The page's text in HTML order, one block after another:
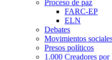
Proceso de paz
FARC-EP
ELN
Debates
Movimientos
Presos políticos
1.000 Creadores por